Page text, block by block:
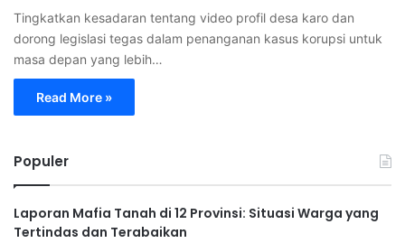
Tingkatkan kesadaran tentang video profil desa karo dan
dorong legislasi tegas dalam penanganan kasus korupsi untuk
masa depan yang lebih…
Read More »
Populer
Laporan Mafia Tanah di 12 Provinsi: Situasi Warga yang
Tertindas dan Terabaikan